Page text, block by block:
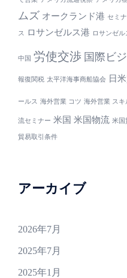
ムズ オークランド港 セミ
ス ロサンゼルス港 ロサンゼル
中国 労使交渉 国際ビ
報復関税 太平洋海事商船協会 日
ールス 海外営業 コツ 海外営業 スキ
流セミナー 米国 米国物流 米国
貿易取引条件
アーカイブ
2026年7月
2025年7月
2025年1月